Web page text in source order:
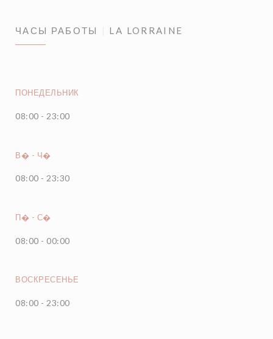
ЧАСЫ РАБОТЫ LA LORRAINE
ПОНЕДЕЛЬНИК
08:00 - 23:00
В� - Ч�
08:00 - 23:30
П� - С�
08:00 - 00:00
ВОСКРЕСЕНЬЕ
08:00 - 23:00